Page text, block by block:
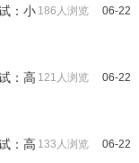
06-22
186人浏览
：小
06-22
121人浏览
：高
06-22
133人浏览
：高